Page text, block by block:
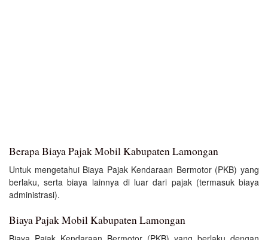
Berapa Biaya Pajak Mobil Kabupaten Lamongan
Untuk mengetahui Biaya Pajak Kendaraan Bermotor (PKB) yang
berlaku, serta biaya lainnya di luar dari pajak (termasuk biaya
administrasi).
Biaya Pajak Mobil Kabupaten Lamongan